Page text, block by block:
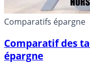
Comparatifs épargne
Comparatif des
épargne